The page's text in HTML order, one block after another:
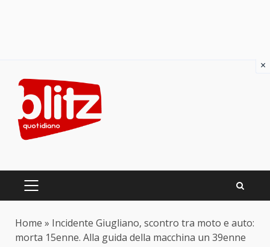
content
PRIMARY
Home » Incidente Giugliano, scontro tra moto e auto:
morta 15enne. Alla guida della macchina un 39enne
×